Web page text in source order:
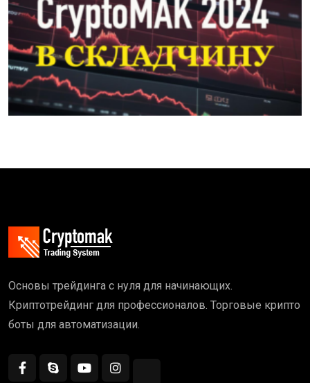
Основы трейдинга с нуля для начинающих.
Криптотрейдинг для профессионалов. Торговые крипто
боты для автоматизации.